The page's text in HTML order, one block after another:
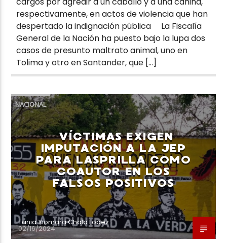
respectivamente, en actos de violencia que han
despertado la indignación pública La Fiscalía
General de la Nación ha puesto bajo la lupa dos
casos de presunto maltrato animal, uno en
Tolima y otro en Santander, que […]
NACIONAL
VÍCTIMAS EXIGEN
IMPUTACIÓN A LA JEP
PARA LASPRILLA COMO
COAUTOR EN LOS
FALSOS POSITIVOS
Tania Xiomara Chala Lopez
02/16/2024